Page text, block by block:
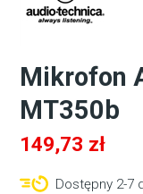
Mikrofon
MT350b
149,73 zł
Dostępny 2-7